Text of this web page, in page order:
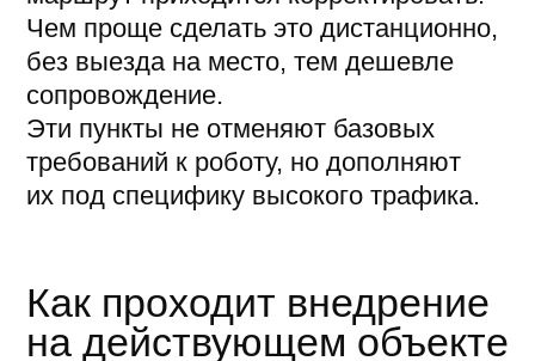
Robots to
sale@r2b.company